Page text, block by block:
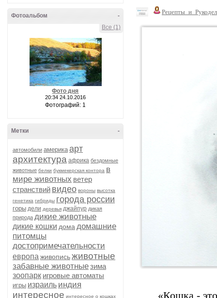
-
Фотоальбом
Все (1)
Фото дня
20:34 24.10.2016
Фотографий: 1
-
Метки
автомобили америка арт
архитектура африка бездомные
животные белки букмекерская контора в
мире животных ветер
странствий видео вороны высотка
генетика гибриды города россии
горы дели деревья джайпур дикая
природа дикие животные
дикие кошки дома домашние
питомцы
достопримечательности
европа живописьживотные
забавные животныезима
зоопарк игровые автоматы
игры израиль индия
интересное интересное о кошках «Кошка -